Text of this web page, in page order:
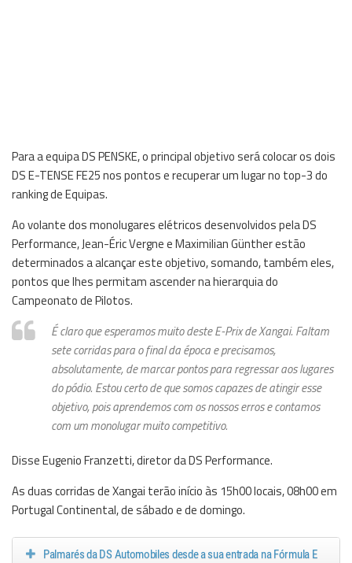
Para a equipa DS PENSKE, o principal objetivo será colocar os dois
DS E-TENSE FE25 nos pontos e recuperar um lugar no top-3 do
ranking de Equipas.
Ao volante dos monolugares elétricos desenvolvidos pela DS
Performance, Jean-Éric Vergne e Maximilian Günther estão
determinados a alcançar este objetivo, somando, também eles,
pontos que lhes permitam ascender na hierarquia do
Campeonato de Pilotos.
É claro que esperamos muito deste E-Prix de Xangai. Faltam
sete corridas para o final da época e precisamos,
absolutamente, de marcar pontos para regressar aos lugares
do pódio. Estou certo de que somos capazes de atingir esse
objetivo, pois aprendemos com os nossos erros e contamos
com um monolugar muito competitivo.
Disse Eugenio Franzetti, diretor da DS Performance.
As duas corridas de Xangai terão início às 15h00 locais, 08h00 em
Portugal Continental, de sábado e de domingo.
Palmarés da DS Automobiles desde a sua entrada na Fórmula E